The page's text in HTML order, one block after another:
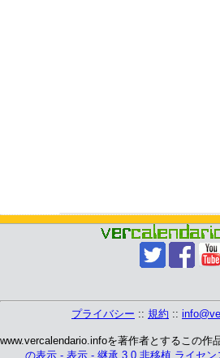
プライバシー :: 規約 ::
www.vercalendario.infoを著作者とするこの作
の表示 - 表示 - 継承 3.0 非移植 ライセン